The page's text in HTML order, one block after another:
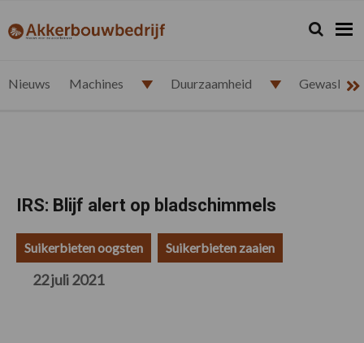
de
de
de
de
akkerbouwbedrijf.nl Zoeken...
Zoek
Nieuws Machines Duurzaamheid
IRS: Blijf alert op bladschimmels
Suikerbieten oogsten Suikerbieten zaaien
22 juli 2021